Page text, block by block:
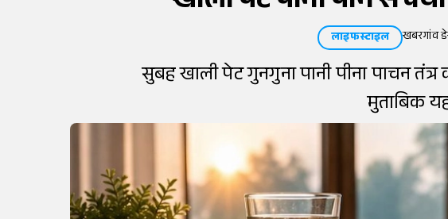
लाइफस्टाइल खबरगांव
सुबह खाली पेट गुनगुना पानी पीना पाचन
मुताबिक